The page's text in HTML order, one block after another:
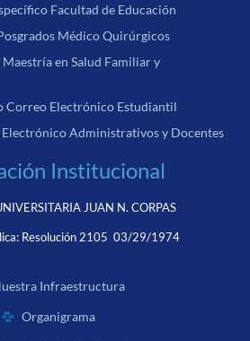
Facultad de Educación
Médico Quirúrgicos
en Salud Familiar y
Correo Electrónico Estudiantil
Administrativos y Docentes
Institucional
JUAN N. CORPAS
Resolución 2105 03/29/1974
Infraestructura
Organigrama